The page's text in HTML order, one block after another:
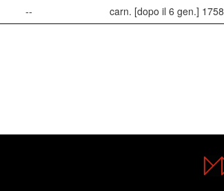
-- carn. [dopo il 6 gen.] 1758